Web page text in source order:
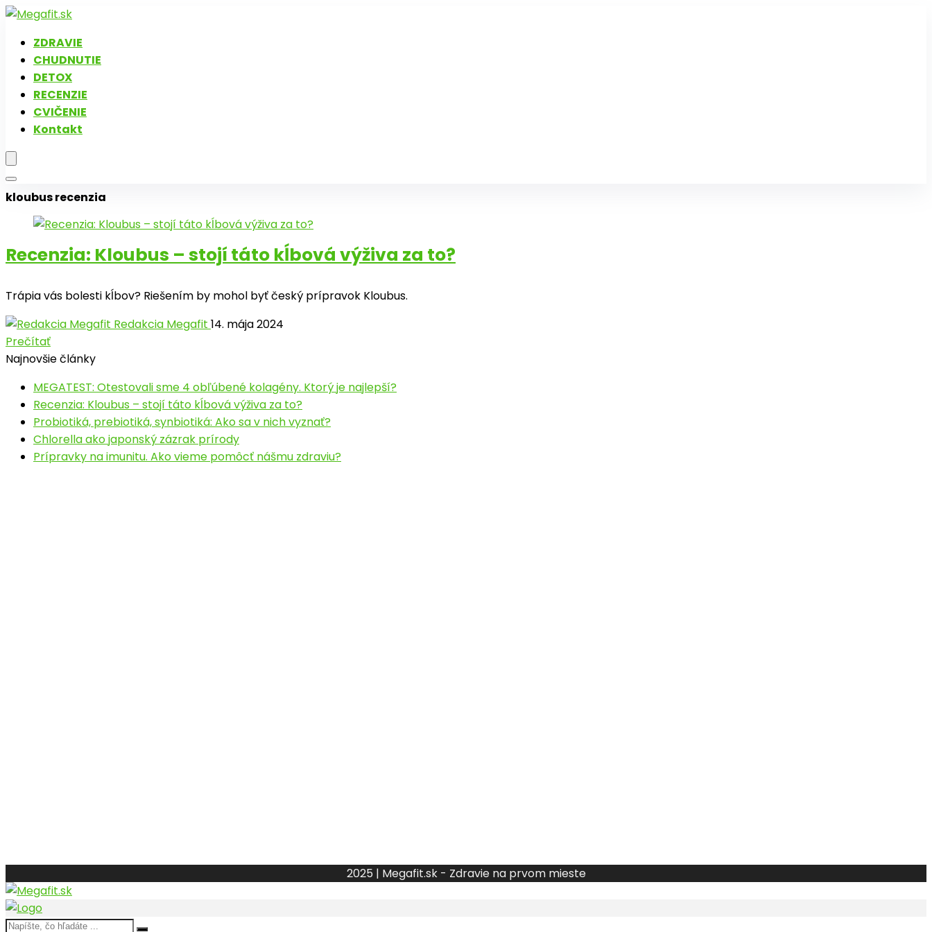
ZDRAVIE
CHUDNUTIE
DETOX
RECENZIE
CVIČENIE
Kontakt
kloubus recenzia
Recenzia: Kloubus – stojí táto kĺbová výživa za to?
Trápia vás bolesti kĺbov? Riešením by mohol byť český prípravok Kloubus.
Redakcia Megafit 14. mája 2024
Prečítať
Najnovšie články
MEGATEST: Otestovali sme 4 obľúbené kolagény. Ktorý je najlepší?
Recenzia: Kloubus – stojí táto kĺbová výživa za to?
Probiotiká, prebiotiká, synbiotiká: Ako sa v nich vyznať?
Chlorella ako japonský zázrak prírody
Prípravky na imunitu. Ako vieme pomôcť nášmu zdraviu?
2025 | Megafit.sk - Zdravie na prvom mieste